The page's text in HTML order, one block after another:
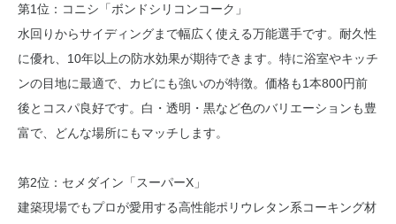
第1位：コニシ「ボンドシリコンコーク」
水回りからサイディングまで幅広く使える万能選手です。耐久性
に優れ、10年以上の防水効果が期待できます。特に浴室やキッチ
ンの目地に最適で、カビにも強いのが特徴。価格も1本800円前
後とコスパ良好です。白・透明・黒など色のバリエーションも豊
富で、どんな場所にもマッチします。
第2位：セメダイン「スーパーX」
建築現場でもプロが愛用する高性能ポリウレタン系コーキング材